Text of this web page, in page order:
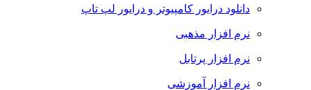
دانلود درایور کامپیوتر و درایور لپ تاپ
نرم افزار مذهبی
نرم افزار پرتابل
نرم افزار آموزشی